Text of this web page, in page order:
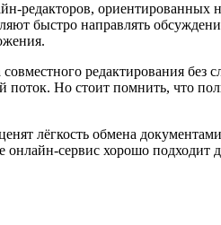
ориентированных
быстро направлять
редактирования
Но стоит помнить, что
лёгкость обмена
сервис хорошо подходит